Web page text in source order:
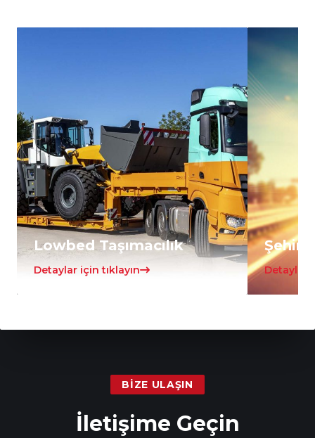
Lowbed Taşımacılık
Detaylar için tıklayın Detaylar
BIZE ULAŞIN
İletişime Geçin